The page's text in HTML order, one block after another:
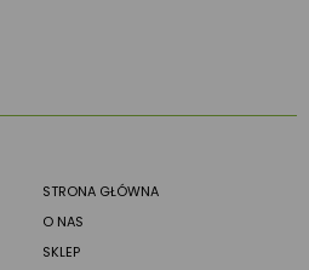
STRONA GŁÓWNA
O NAS
SKLEP